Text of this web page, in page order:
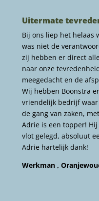
Uitermate
Bij ons liep het helaas
was niet de
zij hebben er direct
naar onze
meegedacht en de
Wij hebben Boonstra
vriendelijk bedrijf
de gang van zaken,
Adrie is een topper!
vlot gelegd, absoluut
Adrie hartelijk dank!
Werkman ,